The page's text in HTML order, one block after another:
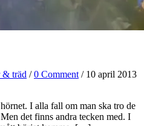
& träd /0 Comment / 10 april 2013
I alla fall om man ska tro de
det finns andra tecken med. I